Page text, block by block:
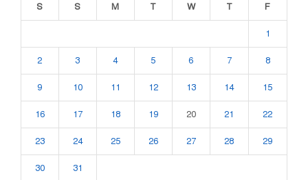
S
S M T W T F
1
2 3 4 5 6 7 8
9 10 11 12 13 14 15
16 17 18 19 20 21 22
23 24 25 26 27 28 29
30 31